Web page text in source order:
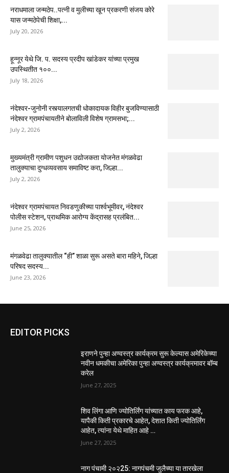
नराधमाला जन्मठेप..पत्नी व मुलीच्या खून प्रकरणी संजय कोरे
यास जन्मठेपेची शिक्षा,...
July 20, 2026
हून्नूर येथे जि. प. सदस्य प्रदीप खांडेकर यांच्या प्रमुख
उपस्थितीत १००...
July 18, 2026
नंदेश्वर-जुनोनी रस्त्यालगतची धोकादायक विहीर बुजविण्यासाठी
नंदेश्वर ग्रामपंचायतीने बोलाविली विशेष ग्रामसभा;...
July 2, 2026
मुख्यमंत्री ग्रामीण पशुधन उद्योजकता योजनेत मंगळवेढा
तालुक्याचा दुग्धव्यवसाय समाविष्ट करा, जिल्हा...
July 2, 2026
नंदेश्वर ग्रामपंचायत निवडणुकीच्या पार्श्वभूमीवर, नंदेश्वर
पोलीस स्टेशन, प्राथमिक आरोग्य केंद्रासह प्रलंबित...
June 25, 2026
मंगळवेढा तालुक्यातील “ही” शाळा सुरू असते बारा महिने, जिल्हा
परिषद सदस्य...
June 23, 2026
EDITOR PICKS
इराणने पुन्हा अण्वस्त्र कार्यक्रम सुरू केल्यास अमेरिकेच्या
नवीन धमकीचा अमेरिका पुन्हा अण्वस्त्र कार्यक्रमावर बॉम्ब
करेल
June 27, 2025
शिव लिंगा आणि ज्योतिर्लिंग यांच्यात काय फरक आहे,
यापैकी किती प्रकारचे आहेत, देशात किती ज्योतिर्लिंग
आहेत, त्यांना येथे माहित आहे …
June 27, 2025
नाग पंचामी २०२25: नागपंचमी जुलैच्या या तारखेला